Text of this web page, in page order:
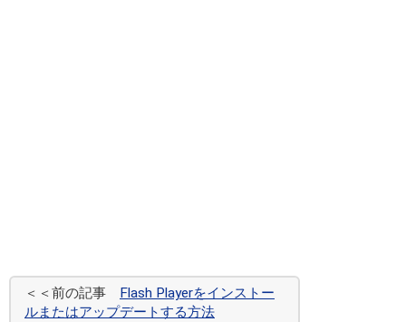
＜＜前の記事 Flash Playerをインストー
ルまたはアップデートする方法